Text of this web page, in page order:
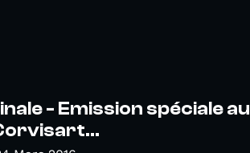
- Emission spéciale au